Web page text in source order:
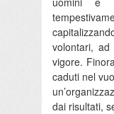
volontari,
vigore.
caduti nel
dai risultati,